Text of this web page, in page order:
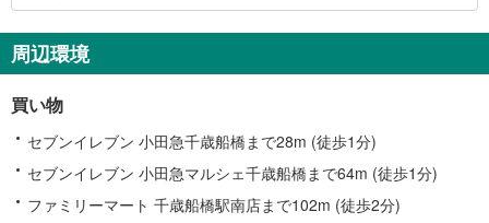
周辺環境
買い物
セブンイレブン 小田急千歳船橋まで28m (徒歩1分)
セブンイレブン 小田急マルシェ千歳船橋まで64m (徒歩1分)
ファミリーマート 千歳船橋駅南店まで102m (徒歩2分)